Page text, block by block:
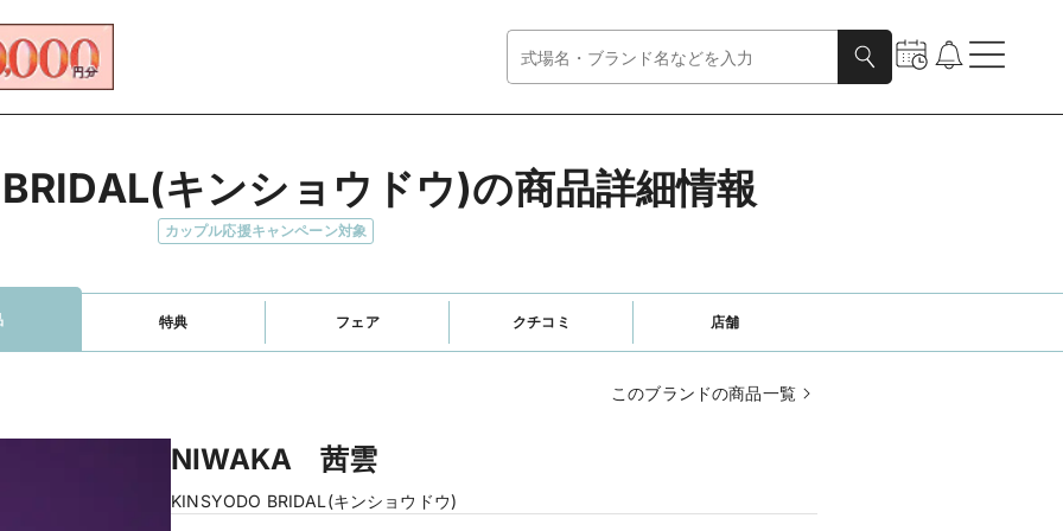
キンショウドウ)の商品詳細情報
カップル応援キャンペーン対象
特典 フェア クチコミ 店舗
このブランドの商品一覧
NIWAKA 茜雲
KINSYODO BRIDAL(キンショウドウ)